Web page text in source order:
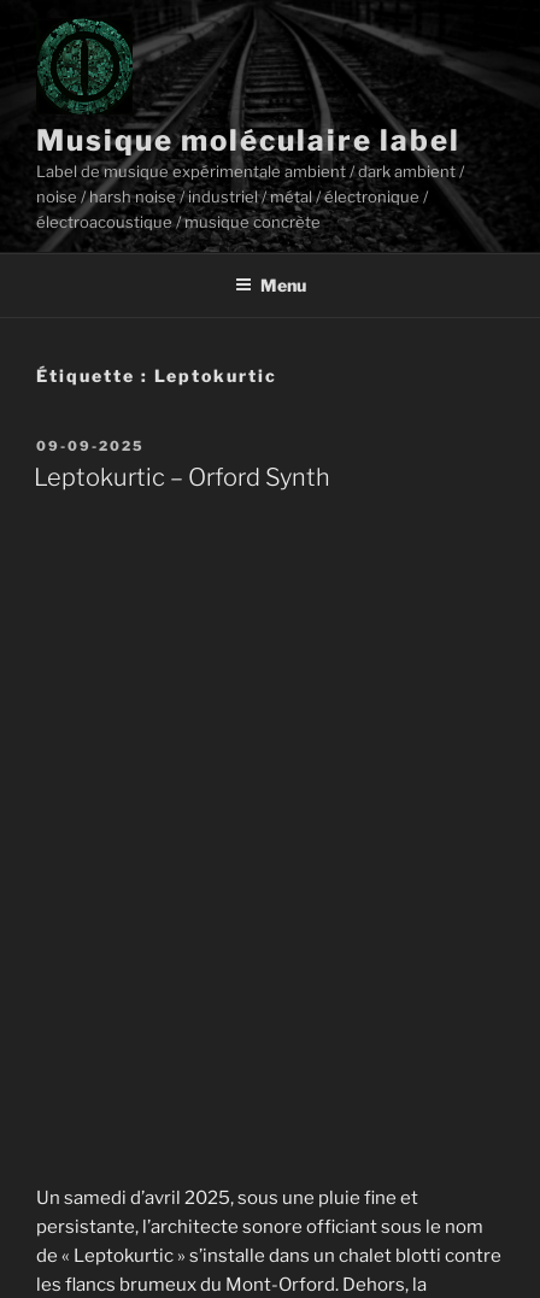
contenu
principal
Musique moléculaire label
Label de musique expérimentale ambient / dark ambient /
noise / harsh noise / industriel / métal / électronique /
électroacoustique / musique concrète
Menu
Étiquette : Leptokurtic
Publié
le
09-09-2025
Leptokurtic – Orford Synth
Un samedi d’avril 2025, sous une pluie fine et
persistante, l’architecte sonore officiant sous le nom
de « Leptokurtic » s’installe dans un chalet blotti contre
les flancs brumeux du Mont-Orford. Dehors, la